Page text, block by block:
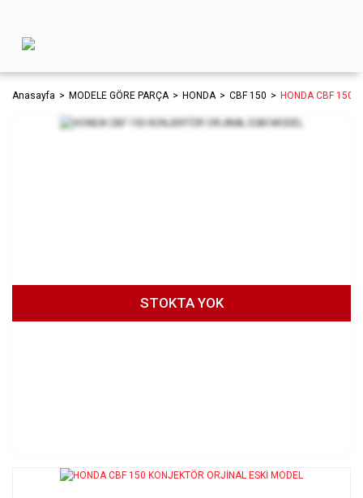
Anasayfa MODELE GÖRE PARÇA HONDA CBF 150 HONDA CBF 150
STOKTA YOK